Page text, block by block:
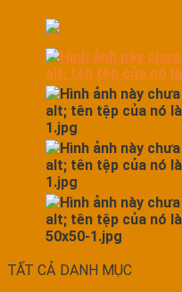
TẤT CẢ DANH MỤC